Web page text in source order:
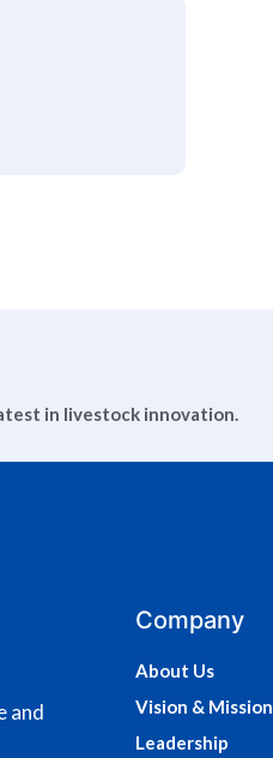
in livestock innovation.
and
Company
About Us
Vision & Mission
Leadership